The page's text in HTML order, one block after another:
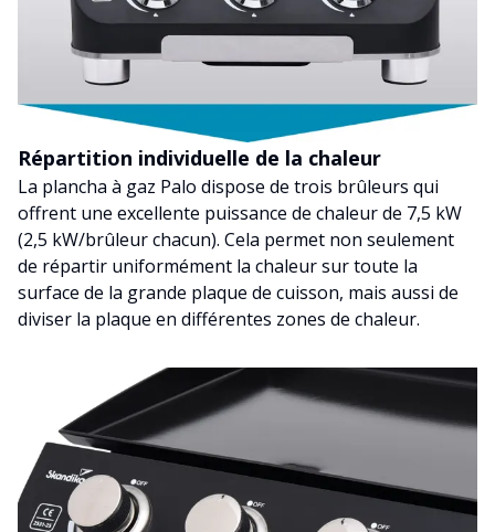
Répartition individuelle de la chaleur
La plancha à gaz Palo dispose de trois brûleurs qui
offrent une excellente puissance de chaleur de 7,5 kW
(2,5 kW/brûleur chacun). Cela permet non seulement
de répartir uniformément la chaleur sur toute la
surface de la grande plaque de cuisson, mais aussi de
diviser la plaque en différentes zones de chaleur.